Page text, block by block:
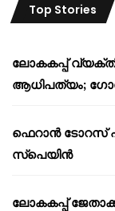
Top Stories
ലോകകപ്പ്
ആധിപത്യം;
ഫെറാൻ ടോറസ്
സ്പെയിൻ
ലോകകപ്പ്